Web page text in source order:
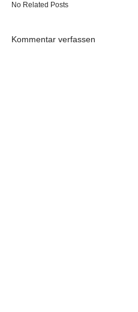
No Related Posts
Kommentar verfassen